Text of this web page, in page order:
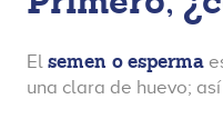
Elsemen o esperma
una clara de huevo;